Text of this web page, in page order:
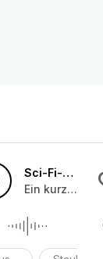
kreischendem
Sci-Fi-
Ein kurzer